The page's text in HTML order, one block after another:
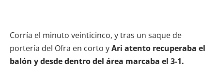
Corría el minuto veinticinco, y tras un saque de
portería del Ofra en corto yAri atento recuperaba el
balón y desde dentro del área marcaba el 3-1.